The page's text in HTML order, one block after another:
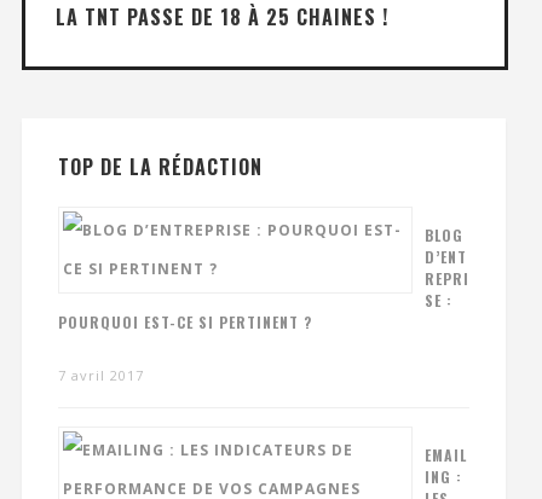
LA TNT PASSE DE 18 À 25 CHAINES !
TOP DE LA RÉDACTION
BLOG
D’ENT
REPRI
SE :
POURQUOI EST-CE SI PERTINENT ?
7 avril 2017
EMAIL
ING :